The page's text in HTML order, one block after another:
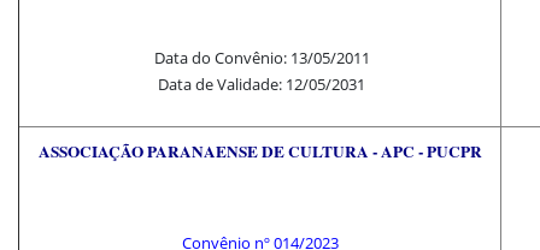
Data do Convênio: 13/05/2011
Data de Validade: 12/05/2031
ASSOCIAÇÃO PARANAENSE DE CULTURA - APC - PUCPR
Convênio nº014/2023